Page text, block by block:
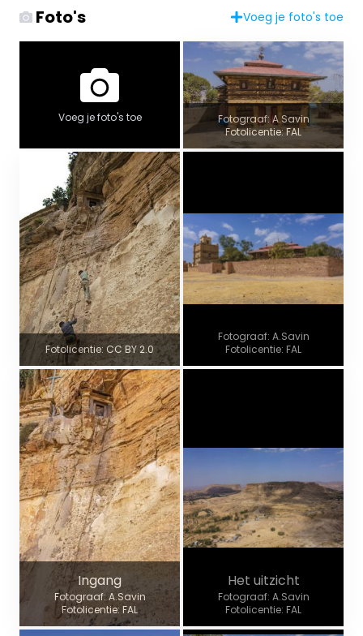
Foto's Voeg je foto's toe
Voeg je foto's toe
Fotograaf: A.Savin
Fotolicentie: FAL
Fotolicentie: CC BY 2.0
Fotograaf: A.Savin
Fotolicentie: FAL
Ingang
Fotograaf: A.Savin
Fotolicentie: FAL
Het uitzicht
Fotograaf: A.Savin
Fotolicentie: FAL